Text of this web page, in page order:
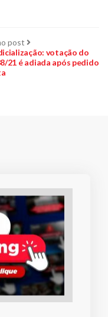
post Próximo
post:votação do
21 é adiada após pedido